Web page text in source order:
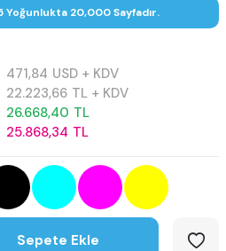
Yoğunlukta 20,000 Sayfadır.
471,84 USD + KDV
22.223,66 TL + KDV
26.668,40 TL
25.868,34 TL
Sepete Ekle